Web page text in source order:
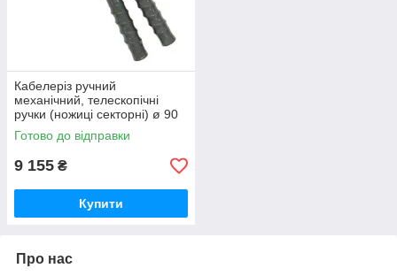
Кабелеріз ручний
механічний, телескопічні
ручки (ножиці секторні) ø 90
мм СТАНДАРТ JRCT0095
Готово до відправки
9 155 ₴
Купити
Про нас